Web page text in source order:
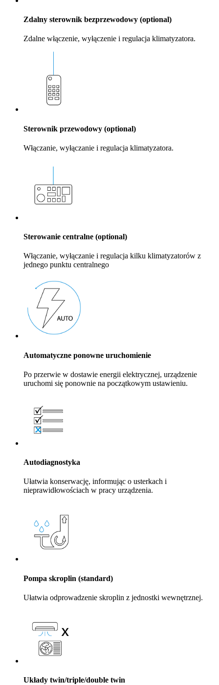
Zdalny sterownik bezprzewodowy (optional)
Zdalne włączenie, wyłączenie i regulacja klimatyzatora.
Sterownik przewodowy (optional)
Włączanie, wyłączanie i regulacja klimatyzatora.
Sterowanie centralne (optional)
Włączanie, wyłączanie i regulacja kilku klimatyzatorów z
jednego punktu centralnego
Automatyczne ponowne uruchomienie
Po przerwie w dostawie energii elektrycznej, urządzenie
uruchomi się ponownie na początkowym ustawieniu.
Autodiagnostyka
Ułatwia konserwację, informując o usterkach i
nieprawidłowościach w pracy urządzenia.
Pompa skroplin (standard)
Ułatwia odprowadzenie skroplin z jednostki wewnętrznej.
Układy twin/triple/double twin